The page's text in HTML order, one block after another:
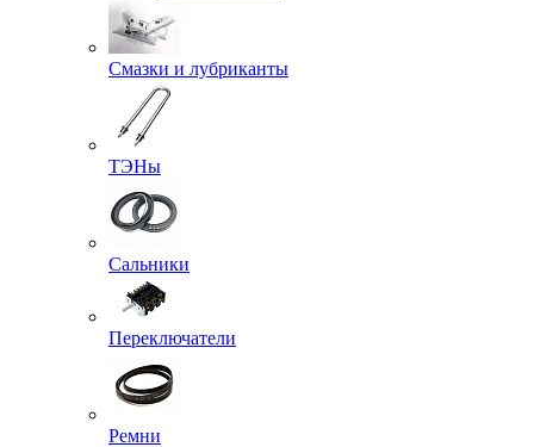
Смазки и лубриканты
ТЭНы
Сальники
Переключатели
Ремни